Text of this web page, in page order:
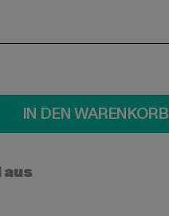
IN DEN WARENKORB